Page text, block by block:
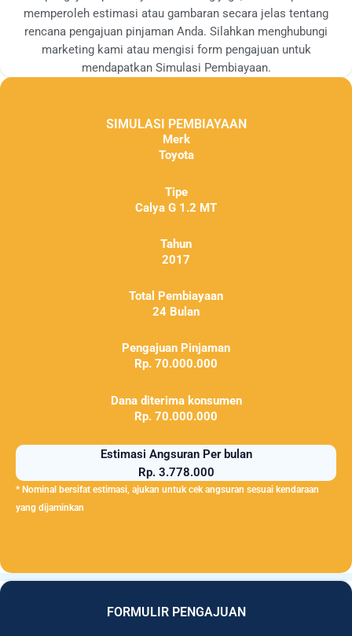
memperoleh estimasi atau gambaran secara jelas tentang
rencana pengajuan pinjaman Anda. Silahkan menghubungi
marketing kami atau mengisi form pengajuan untuk
mendapatkan Simulasi Pembiayaan.
SIMULASI PEMBIAYAAN
Merk
Toyota
Tipe
Calya G 1.2 MT
Tahun
2017
Total Pembiayaan
24 Bulan
Pengajuan Pinjaman
Rp. 70.000.000
Dana diterima konsumen
Rp. 70.000.000
Estimasi Angsuran Per bulan
Rp. 3.778.000
* Nominal bersifat estimasi, ajukan untuk cek angsuran sesuai kendaraan
yang dijaminkan
FORMULIR PENGAJUAN